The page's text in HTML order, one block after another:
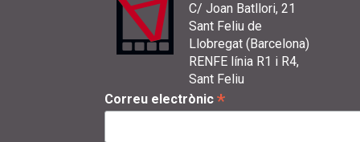
C/ Joan Batllori, 21
Sant Feliu de
Llobregat (Barcelona)
RENFE línia R1 i R4,
Sant Feliu
Correu electrònic *